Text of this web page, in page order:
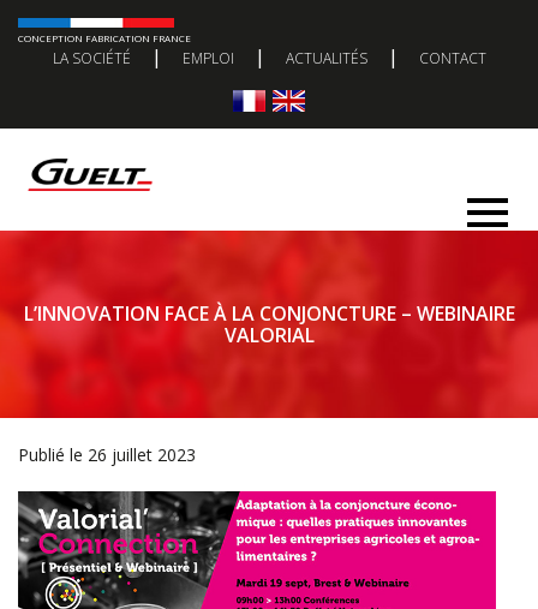
CONCEPTION FABRICATION FRANCE
LA SOCIÉTÉ | EMPLOI | ACTUALITÉS | CONTACT
L’INNOVATION FACE À LA CONJONCTURE – WEBINAIRE
VALORIAL
Publié le 26 juillet 2023